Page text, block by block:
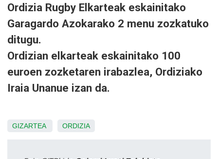
Ordizia Rugby Elkarteak eskainitako
Garagardo Azokarako 2 menu zozkatuko
ditugu.
Ordizian elkarteak eskainitako 100
euroen zozketaren irabazlea, Ordiziako
Iraia Unanue izan da.
GIZARTEA ORDIZIA